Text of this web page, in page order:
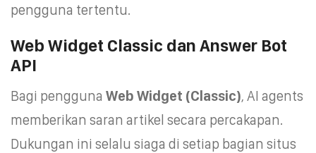
pengguna tertentu.
Web Widget Classic dan Answer Bot
API
Bagi pengguna Web Widget (Classic), AI agents
memberikan saran artikel secara percakapan.
Dukungan ini selalu siaga di setiap bagian situs